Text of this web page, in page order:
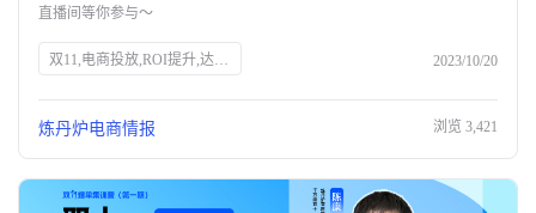
公司介绍
商机推荐
行业报告
直播间等你参与～
双11,电商投放,ROI提升,达人筛选,预算控制,品牌策略,抖、红平台,炼丹炉大数据,知衣科技,AI科技 2023/10/20
炼丹炉电商情报 浏览 3,421